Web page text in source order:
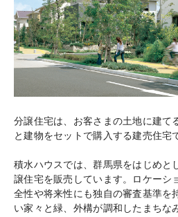
分譲住宅は、お客さまの土地に建て
と建物をセットで購入する建売住宅
積水ハウスでは、群馬県をはじめと
譲住宅を販売しています。ロケーシ
全性や将来性にも独自の審査基準を
い家々と緑、外構が調和したまちな